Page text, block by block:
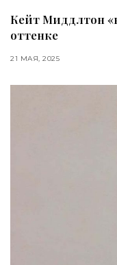
Кейт Миддлтон
оттенке
21 МАЯ, 2025